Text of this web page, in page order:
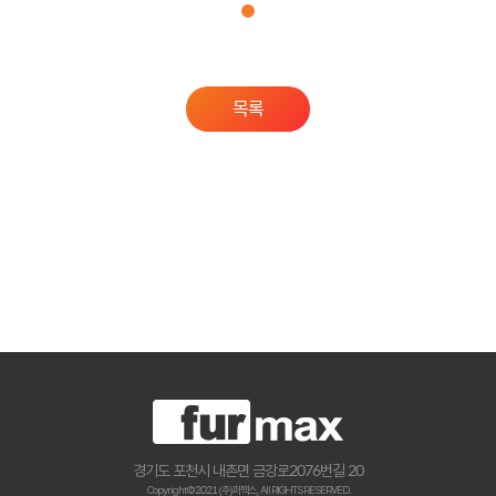
목록
경기도 포천시 내촌면 금강로2076번길 20
Copyright © 2021 (주)퍼맥스., All RIGHTS RESERVED.